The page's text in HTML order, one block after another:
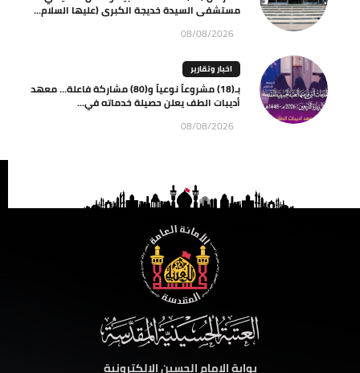
مستشفى السيدة خديجة الكبرى (عليها السلام...
08/08/2026
اخبار وتقارير
بـ(18) مشروعاً نوعياً و(80) مشاركة فاعلة… معهد
أديبات الطف يعلن حصيلة خدماته في...
08/08/2026
بوابة الامام الحسين الالكترونية